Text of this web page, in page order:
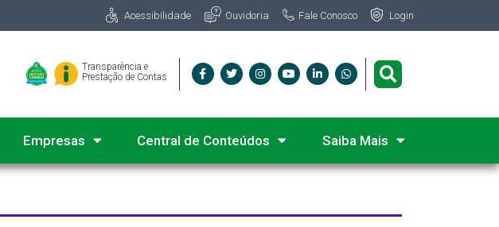
Acessibilidade Ouvidoria Fale Conosco Login
Transparência e
Prestação de Contas
Empresas Central de Conteúdos Saiba Mais